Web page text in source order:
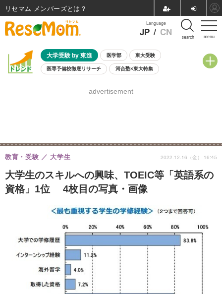
menu
Language
JP / CN search
大学受験 by 東進 医学部 東大受験
医専予備校徹底リサーチ 河合塾×東大特集
8月開催学校説明会・相談会
advertisement
大学生のスキルへの興味、TOEIC等「英語系の
資格」1位 4枚目の写真・画像
教育・受験 大学生 2022.12.16（金） 16:45
リセマム メンバーズ